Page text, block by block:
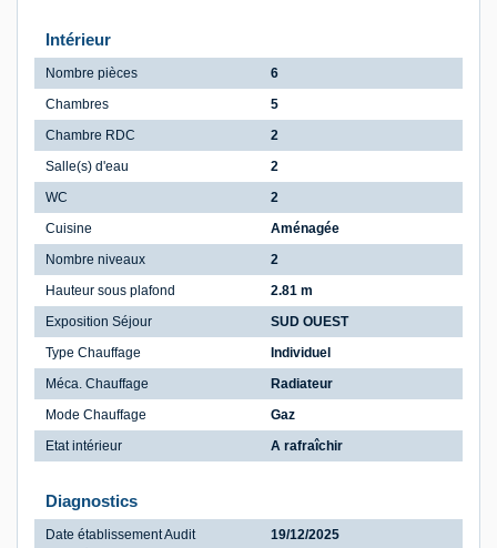
Intérieur
Nombre pièces
6
Chambres
5
Chambre RDC
2
Salle(s) d'eau
2
WC
2
Cuisine
Aménagée
Nombre niveaux
2
Hauteur sous plafond
2.81 m
Exposition Séjour
SUD OUEST
Type Chauffage
Individuel
Méca. Chauffage
Radiateur
Mode Chauffage
Gaz
Etat intérieur
A rafraîchir
Diagnostics
Date établissement Audit
19/12/2025